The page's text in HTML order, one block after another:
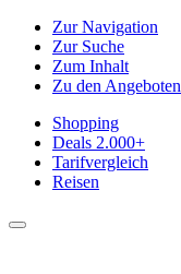
Zur Navigation
Zur Suche
Zum Inhalt
Zu den Angeboten
Shopping
Deals 2.000+
Tarifvergleich
Reisen